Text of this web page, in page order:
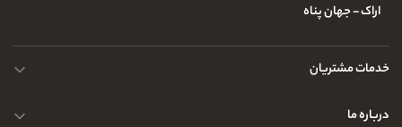
اراک - جهان پناه
خدمات مشتریان
حریم خصوصی کاربران
درباره ما